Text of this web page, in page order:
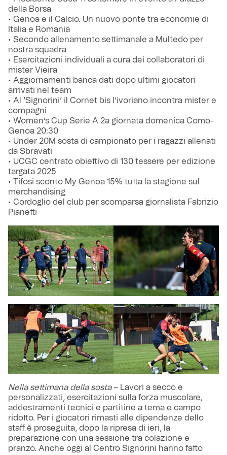
della Borsa
• Genoa e il Calcio. Un nuovo ponte tra economie di
Italia e Romania
• Secondo allenamento settimanale a Multedo per
nostra squadra
• Esercitazioni individuali a cura dei collaboratori di
mister Vieira
• Aggiornamenti banca dati dopo ultimi giocatori
arrivati nel team
• Al ‘Signorini’ il Cornet bis l’ivoriano incontra mister e
compagni
• Women’s Cup Serie A 2a giornata domenica Como-
Genoa 20:30
• Under 20M sosta di campionato per i ragazzi allenati
da Sbravati
• UCGC centrato obiettivo di 130 tessere per edizione
targata 2025
• Tifosi sconto My Genoa 15% tutta la stagione sul
merchandising
• Cordoglio del club per scomparsa giornalista Fabrizio
Pianetti
Nella settimana della sosta– Lavori a secco e
personalizzati, esercitazioni sulla forza muscolare,
addestramenti tecnici e partitine a tema e campo
ridotto. Per i giocatori rimasti alle dipendenze dello
staff è proseguita, dopo la ripresa di ieri, la
preparazione con una sessione tra colazione e
pranzo. Anche oggi al Centro Signorini hanno fatto